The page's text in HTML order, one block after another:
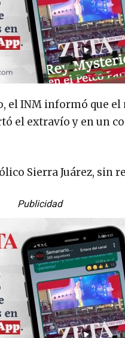
INM informó que el
el extravío y en un
Sierra Juárez, sin
Publicidad